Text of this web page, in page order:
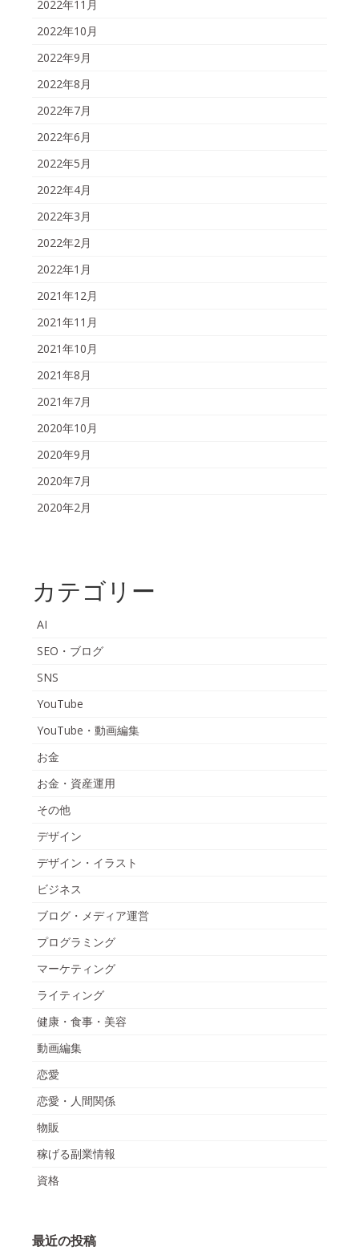
2022年11月
2022年10月
2022年9月
2022年8月
2022年7月
2022年6月
2022年5月
2022年4月
2022年3月
2022年2月
2022年1月
2021年12月
2021年11月
2021年10月
2021年8月
2021年7月
2020年10月
2020年9月
2020年7月
2020年2月
カテゴリー
AI
SEO・ブログ
SNS
YouTube
YouTube・動画編集
お金
お金・資産運用
その他
デザイン
デザイン・イラスト
ビジネス
ブログ・メディア運営
プログラミング
マーケティング
ライティング
健康・食事・美容
動画編集
恋愛
恋愛・人間関係
物販
稼げる副業情報
資格
最近の投稿